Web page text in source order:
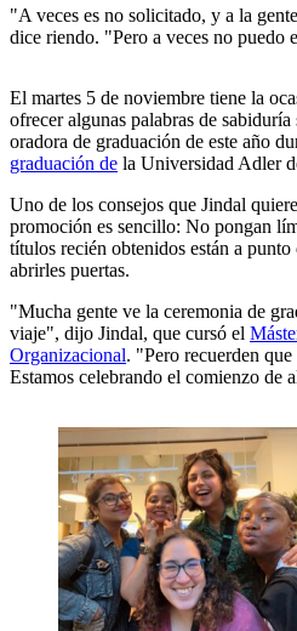
"A veces es no solicitado, y a la
dice riendo. "Pero a veces no puedo
El martes 5 de noviembre tiene la
ofrecer algunas palabras de
oradora de graduación de este año
graduación de la Universidad Adler
Uno de los consejos que Jindal
promoción es sencillo: No pongan
títulos recién obtenidos están a
abrirles puertas.
"Mucha gente ve la ceremonia de
viaje", dijo Jindal, que cursó el
Organizacional. "Pero recuerden
Estamos celebrando el comienzo de